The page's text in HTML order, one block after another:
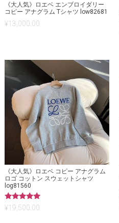
《大人気》ロエベ エンブロイダリー
コピー アナグラム Tシャツ low82681
¥13,000.00
《大人気》ロエベ コピー アナグラム
ロゴ コットン スウェットシャツ
log81560
5段階中
5.00
¥19,500.00